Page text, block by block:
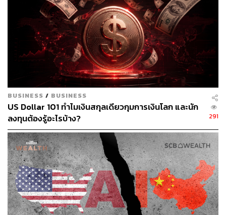
ทั้งนี้ จากข้อมูลปัจจุบัน ธนาคารกลางสหรัฐฯ (Fed) และ
ธนาคารกลางยุโรป (ECB) มีการถือทองคำที่อยู่ในพอร์ตเงิน
ทุนสำรองระหว่างประเทศค่อนข้างสูง ขณะที่ธนาคารกลาง
ของกลุ่มประเทศกำลังพัฒนา อาทิ จีน ยังคงมีการถือครอง
ทองคำในพอร์ตทุนสำรองระหว่างประเทศในส่วนที่ต่ำกว่า
10% โดยยังคงถือพันธบัตรรัฐบาลสหรัฐฯ ในสัดส่วนที่สูง จึงมี
โอกาสที่ในอนาคตธนาคารกลางของกลุ่มประเทศกำลัง
พัฒนาจะหันมาถือทองคำ เพื่อใช้เป็นเงินทุนสำรองระหว่าง
ประเทศในสัดส่วนที่เพิ่มมากขึ้น
3. นอกเหนือจากประเด็น Geopolitical Risk ยังมีแรงหนุนจาก
ปัจจัยพื้นฐาน ดังนี้
สกลฉัฐฐ์กล่าวต่อว่า ล่าสุดอุปสงค์ของทองคำในตลาดโลกได้
ทำจุดสูงสุดใหม่ในไตรมาส 1 และ 2 ปีนี้ หลังจากมีผู้เล่นหลัก
รายใหม่เข้ามาในตลาดคือ กลุ่มธนาคารกลางต่างๆ ทั่วโลกที่
กลายมาเป็นผู้ซื้อหลัก ซึ่งรูปแบบการซื้อจะไม่ใช่การเก็งกำไร
อีกทั้งมีการซื้อที่ต่อเนื่องและสม่ำเสมอ
BUSINESS / BUSINESS
US Dollar 101 ทำไมเงินสกุลเดียวกุมการเงินโลก และนัก
ลงทุนต้องรู้อะไรบ้าง?
291